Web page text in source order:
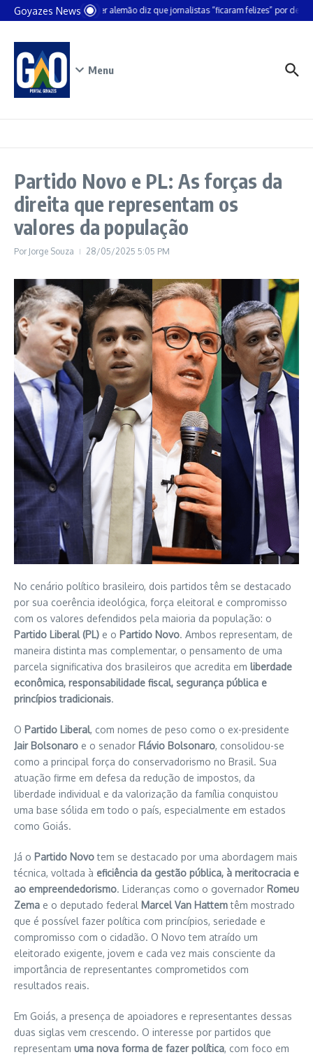
Ir para o conteúdo
Goyazes NewsChanceler alemão diz que jornalistas “ficaram felizes” por deixar
Menu
Partido Novo e PL: As forças da
direita que representam os
valores da população
Por Jorge Souza 28/05/2025 5:05 PM
No cenário político brasileiro, dois partidos têm se destacado
por sua coerência ideológica, força eleitoral e compromisso
com os valores defendidos pela maioria da população: o
Partido Liberal (PL) e o Partido Novo. Ambos representam, de
maneira distinta mas complementar, o pensamento de uma
parcela significativa dos brasileiros que acredita em liberdade
econômica, responsabilidade fiscal, segurança pública e
princípios tradicionais.
O Partido Liberal, com nomes de peso como o ex-presidente
Jair Bolsonaro e o senador Flávio Bolsonaro, consolidou-se
como a principal força do conservadorismo no Brasil. Sua
atuação firme em defesa da redução de impostos, da
liberdade individual e da valorização da família conquistou
uma base sólida em todo o país, especialmente em estados
como Goiás.
Já o Partido Novotem se destacado por uma abordagem mais
técnica, voltada à eficiência da gestão pública, à meritocracia e
ao empreendedorismo. Lideranças como o governador Romeu
Zema e o deputado federal Marcel Van Hattemtêm mostrado
que é possível fazer política com princípios, seriedade e
compromisso com o cidadão. O Novo tem atraído um
eleitorado exigente, jovem e cada vez mais consciente da
importância de representantes comprometidos com
resultados reais.
Em Goiás, a presença de apoiadores e representantes dessas
duas siglas vem crescendo. O interesse por partidos que
representam uma nova forma de fazer política, com foco em